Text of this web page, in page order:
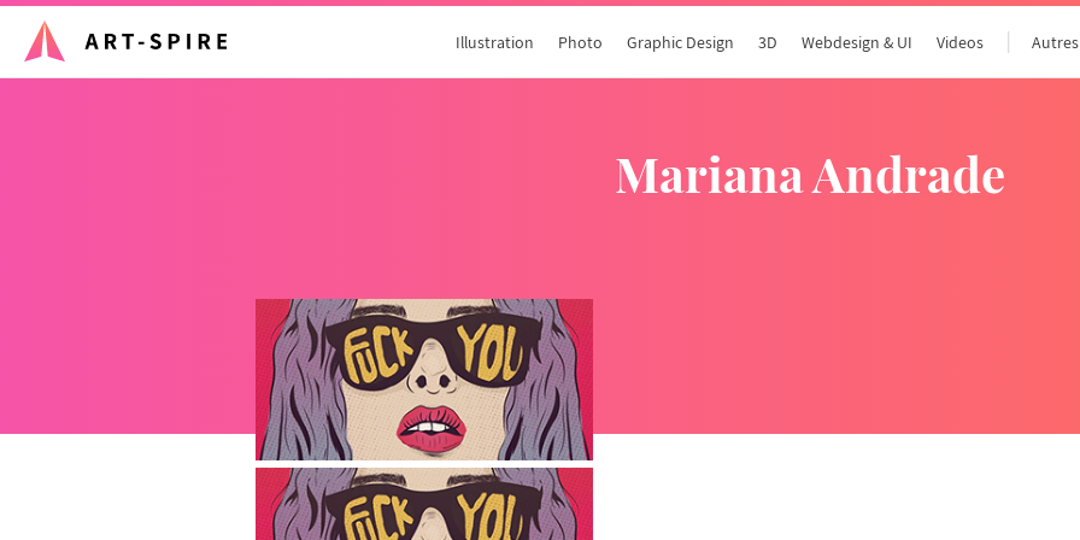
Illustration Photo Graphic Design 3D Webdesign & UI Videos Autres
Mariana Andrade